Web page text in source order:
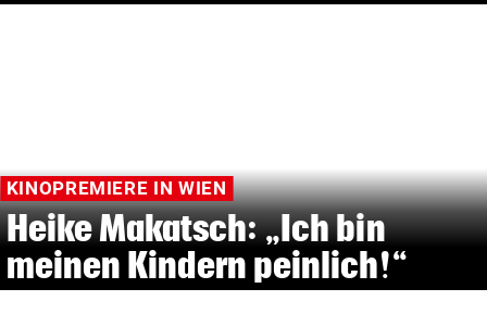
KINOPREMIERE IN WIEN
Heike Makatsch: „Ich bin
meinen Kindern peinlich!“